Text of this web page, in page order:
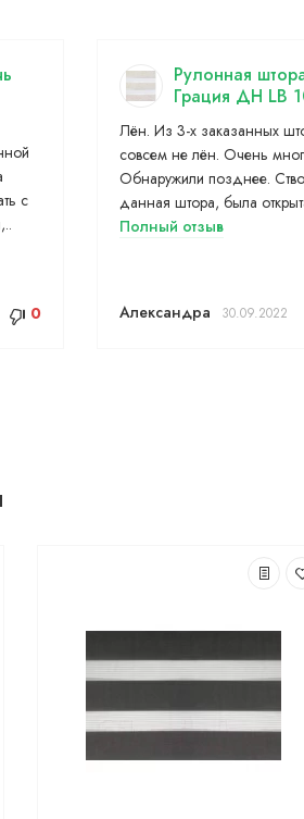
с
0
Рулонная
Грация ДН LB
Лён. Из 3-х заказанных
совсем не лён. Очень
Обнаружили позднее.
данная штора, была
Полный отзыв
Александра 30.09.2022